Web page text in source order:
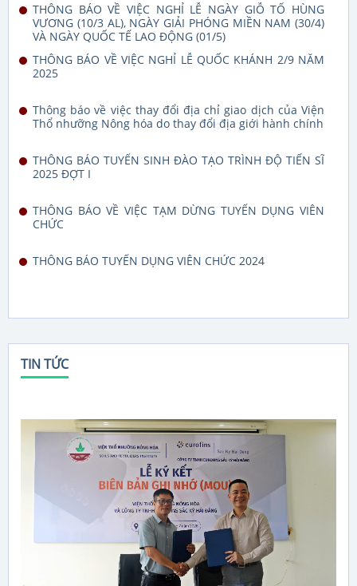
THÔNG BÁO VỀ VIỆC NGHỈ LỄ NGÀY GIỖ TỔ HÙNG
VƯƠNG (10/3 AL), NGÀY GIẢI PHÓNG MIỀN NAM (30/4)
VÀ NGÀY QUỐC TẾ LAO ĐỘNG (01/5)
THÔNG BÁO VỀ VIỆC NGHỈ LỄ QUỐC KHÁNH 2/9 NĂM
2025
Thông báo về việc thay đổi địa chỉ giao dịch của Viện
Thổ nhưỡng Nông hóa do thay đổi địa giới hành chính
THÔNG BÁO TUYỂN SINH ĐÀO TẠO TRÌNH ĐỘ TIẾN SĨ
2025 ĐỢT I
THÔNG BÁO VỀ VIỆC TẠM DỪNG TUYỂN DỤNG VIÊN
CHỨC
THÔNG BÁO TUYỂN DỤNG VIÊN CHỨC 2024
TIN TỨC